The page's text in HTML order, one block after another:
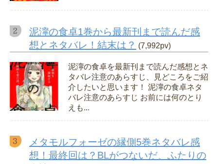
泥濘の食卓1巻から最新刊まで読んだ感
想とネタバレ！結末は？ (7,992pv)
泥濘の食卓を最新刊まで読んだ感想とネ
タバレ注意のあらすじ、見どころをご紹
介したいと思います！ 泥濘の食卓ネタ
バレ注意のあらすじ お前には何のとり
えも...
メタモルフォーゼの縁側5巻ネタバレ感
想！最終回は？BLがつないだ、ふたりの